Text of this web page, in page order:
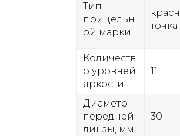
Тип
прицельн
ой марки
точка
Количеств
о уровней
яркости
11
Диаметр
передней
линзы, мм
30